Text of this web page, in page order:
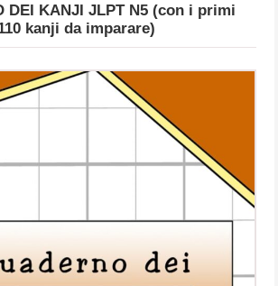
DEI KANJI JLPT N5 (con i primi
kanji da imparare)